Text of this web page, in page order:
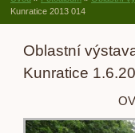
Kunratice 2013 014
Oblastní
Kunratice